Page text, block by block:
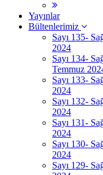
Yayınlar
Bültenlerimiz
Sayı 135-
2024
Sayı 134-
Temmuz
Sayı 133-
2024
Sayı 132-
2024
Sayı 131-
2024
Sayı 130-
2024
Sayı 129-